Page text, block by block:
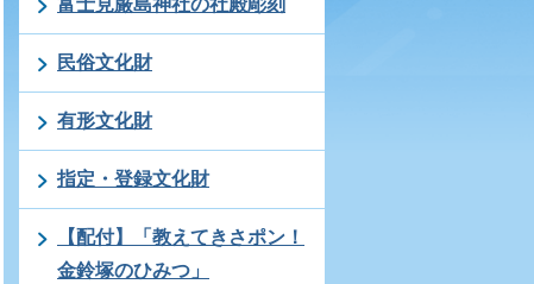
富士見厳島神社の社殿彫刻
民俗文化財
有形文化財
指定・登録文化財
【配付】「教えてきさポン！
金鈴塚のひみつ」